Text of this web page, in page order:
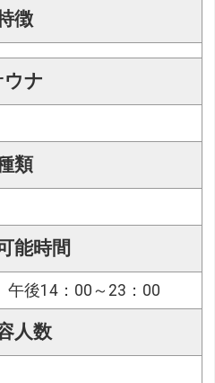
徴
ウナ
類
能時間
後14：00～23：00
人数